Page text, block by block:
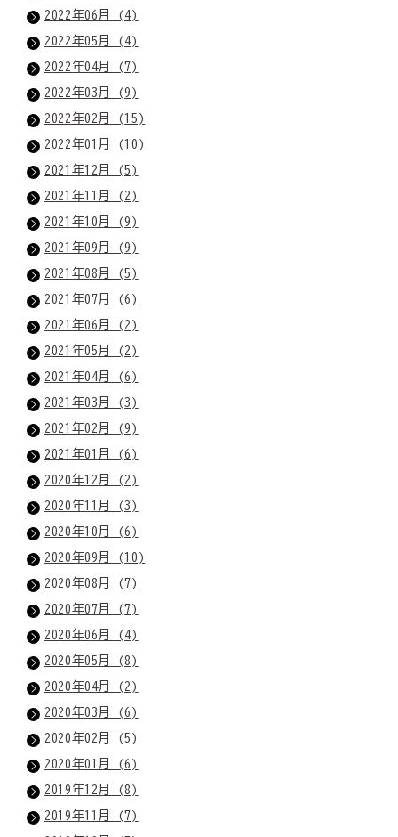
2022年06月 (4)
2022年05月 (4)
2022年04月 (7)
2022年03月 (9)
2022年02月 (15)
2022年01月 (10)
2021年12月 (5)
2021年11月 (2)
2021年10月 (9)
2021年09月 (9)
2021年08月 (5)
2021年07月 (6)
2021年06月 (2)
2021年05月 (2)
2021年04月 (6)
2021年03月 (3)
2021年02月 (9)
2021年01月 (6)
2020年12月 (2)
2020年11月 (3)
2020年10月 (6)
2020年09月 (10)
2020年08月 (7)
2020年07月 (7)
2020年06月 (4)
2020年05月 (8)
2020年04月 (2)
2020年03月 (6)
2020年02月 (5)
2020年01月 (6)
2019年12月 (8)
2019年11月 (7)